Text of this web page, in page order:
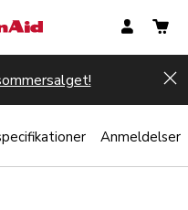
Anmeldelser